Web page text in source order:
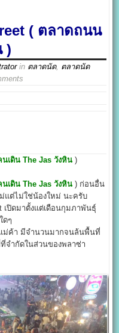
( ตลาดถนน
)
in ตลาดนัด, ตลาดนัด
เดิน The Jas วังหิน )
เดิน The Jas วังหิน ) ก่อนอื่น
แต่ไม่ใช่น้องใหม่ นะครับ
เปิดมาตั้งแต่เดือนกุมภาพันธุ์
ดๆ
ม่ค้า มีจำนวนมากจนล้นพื้นที่
จำกัดในส่วนของพลาซ่า